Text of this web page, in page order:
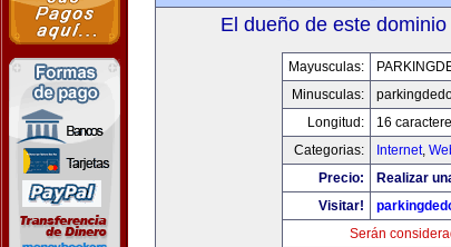
El dueño de este
Mayusculas:
Minusculas:
Longitud:
16
Categorias:
Internet,
Precio:
Realizar
Visitar!
Serán